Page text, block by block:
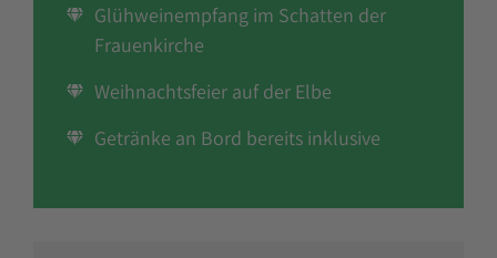
Glühweinempfang im Schatten der
Frauenkirche
Weihnachtsfeier auf der Elbe
Getränke an Bord bereits inklusive